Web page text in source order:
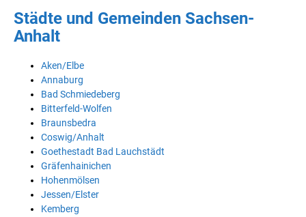
Städte und Gemeinden Sachsen-
Anhalt
Aken/Elbe
Annaburg
Bad Schmiedeberg
Bitterfeld-Wolfen
Braunsbedra
Coswig/Anhalt
Goethestadt Bad Lauchstädt
Gräfenhainichen
Hohenmölsen
Jessen/Elster
Kemberg